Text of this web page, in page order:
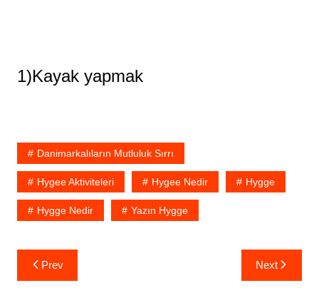
1)Kayak yapmak
Danimarkalıların Mutluluk Sırrı
Hygee Aktiviteleri Hygee Nedir Hygge
Hygge Nedir Yazın Hygge
Yazı
gezinmesi
Prev Next